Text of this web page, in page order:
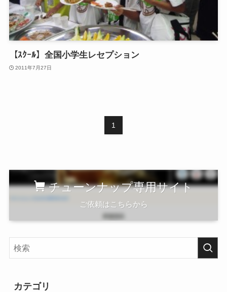
【ｽｸｰﾙ】全国小学生レセプション
2011年7月27日
1
チューンナップ専用サイト
ご依頼はこちらから
カテゴリ